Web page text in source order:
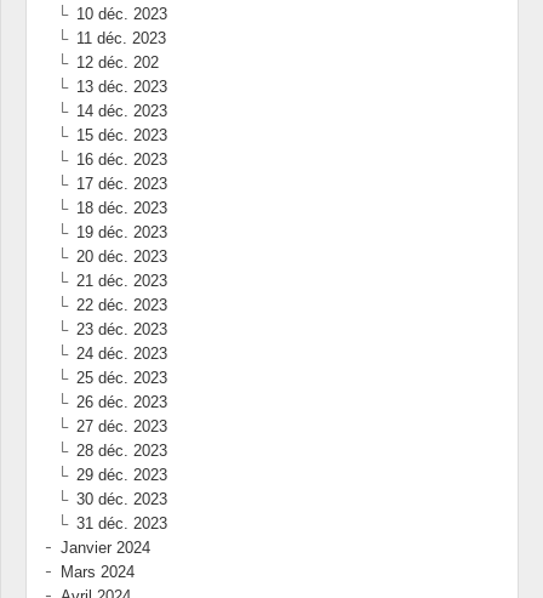
10 déc. 2023
11 déc. 2023
12 déc. 202
13 déc. 2023
14 déc. 2023
15 déc. 2023
16 déc. 2023
17 déc. 2023
18 déc. 2023
19 déc. 2023
20 déc. 2023
21 déc. 2023
22 déc. 2023
23 déc. 2023
24 déc. 2023
25 déc. 2023
26 déc. 2023
27 déc. 2023
28 déc. 2023
29 déc. 2023
30 déc. 2023
31 déc. 2023
Janvier 2024
Mars 2024